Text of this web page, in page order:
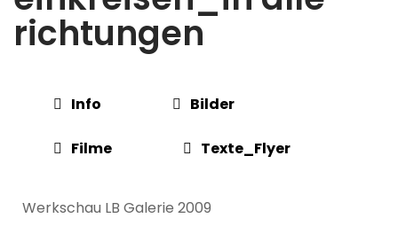
richtungen
Info Bilder
Filme Texte_Flyer
Werkschau LB Galerie 2009